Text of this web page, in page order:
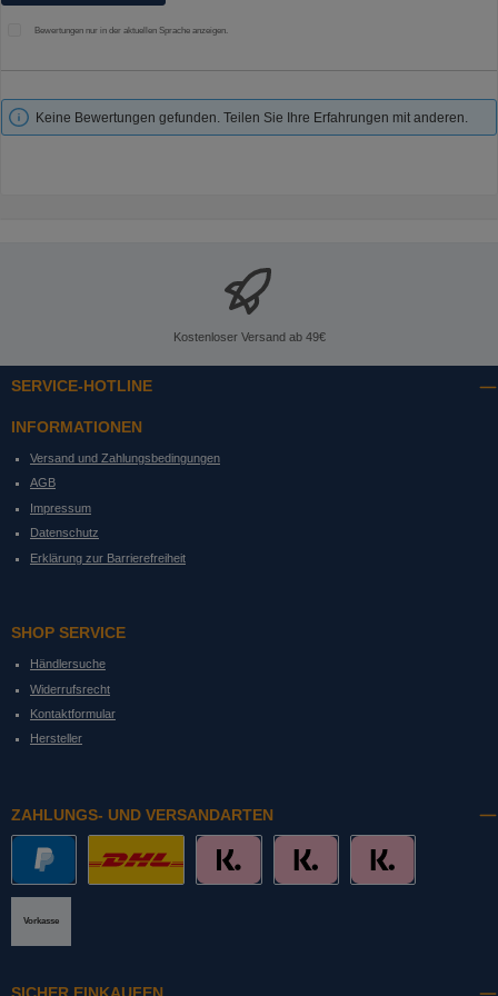
Bewertungen nur in der aktuellen Sprache anzeigen.
Keine Bewertungen gefunden. Teilen Sie Ihre Erfahrungen mit anderen.
Kostenloser Versand ab 49€
SERVICE-HOTLINE
INFORMATIONEN
Versand und Zahlungsbedingungen
AGB
Impressum
Datenschutz
Erklärung zur Barrierefreiheit
SHOP SERVICE
Händlersuche
Widerrufsrecht
Kontaktformular
Hersteller
ZAHLUNGS- UND VERSANDARTEN
Vorkasse
SICHER EINKAUFEN